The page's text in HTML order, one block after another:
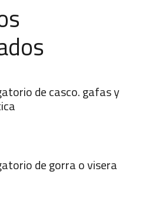
de casco. gafas y
de gorra o visera